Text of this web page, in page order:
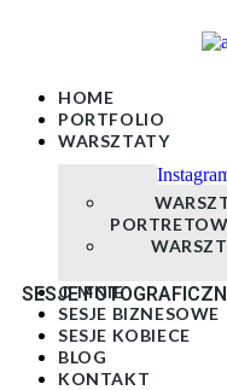
HOME
PORTFOLIO
WARSZTATY
O MNIE
SESJE BIZNESOWE
SESJE KOBIECE
BLOG
KONTAKT
SESJE